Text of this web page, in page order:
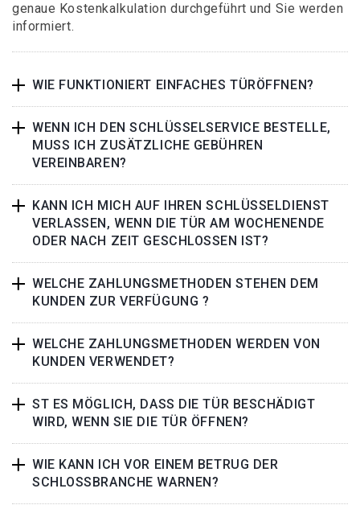
genaue Kostenkalkulation durchgeführt und Sie werden
informiert.
WIE FUNKTIONIERT EINFACHES TÜRÖFFNEN?
WENN ICH DEN SCHLÜSSELSERVICE BESTELLE,
MUSS ICH ZUSÄTZLICHE GEBÜHREN
VEREINBAREN?
KANN ICH MICH AUF IHREN SCHLÜSSELDIENST
VERLASSEN, WENN DIE TÜR AM WOCHENENDE
ODER NACH ZEIT GESCHLOSSEN IST?
WELCHE ZAHLUNGSMETHODEN STEHEN DEM
KUNDEN ZUR VERFÜGUNG ?
WELCHE ZAHLUNGSMETHODEN WERDEN VON
KUNDEN VERWENDET?
ST ES MÖGLICH, DASS DIE TÜR BESCHÄDIGT
WIRD, WENN SIE DIE TÜR ÖFFNEN?
WIE KANN ICH VOR EINEM BETRUG DER
SCHLOSSBRANCHE WARNEN?